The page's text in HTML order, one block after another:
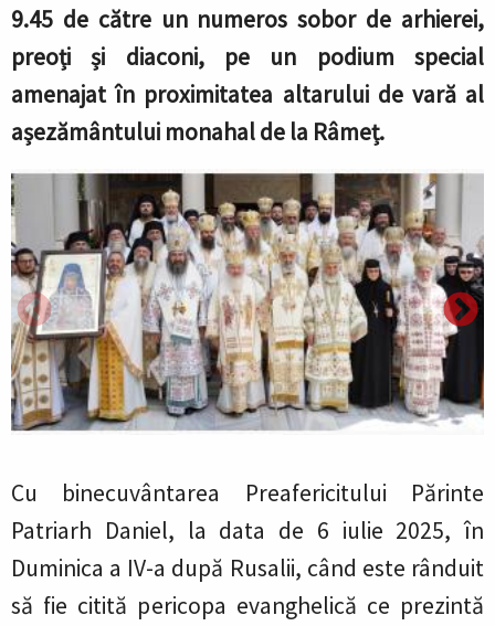
9.45 de către un numeros sobor de arhierei,
preoți și diaconi, pe un podium special
amenajat în proximitatea altarului de vară al
așezământului monahal de la Râmeț.
Cu binecuvântarea Preafericitului Părinte
Patriarh Daniel, la data de 6 iulie 2025, în
Duminica a IV-a după Rusalii, când este rânduit
să fie citită pericopa evanghelică ce prezintă